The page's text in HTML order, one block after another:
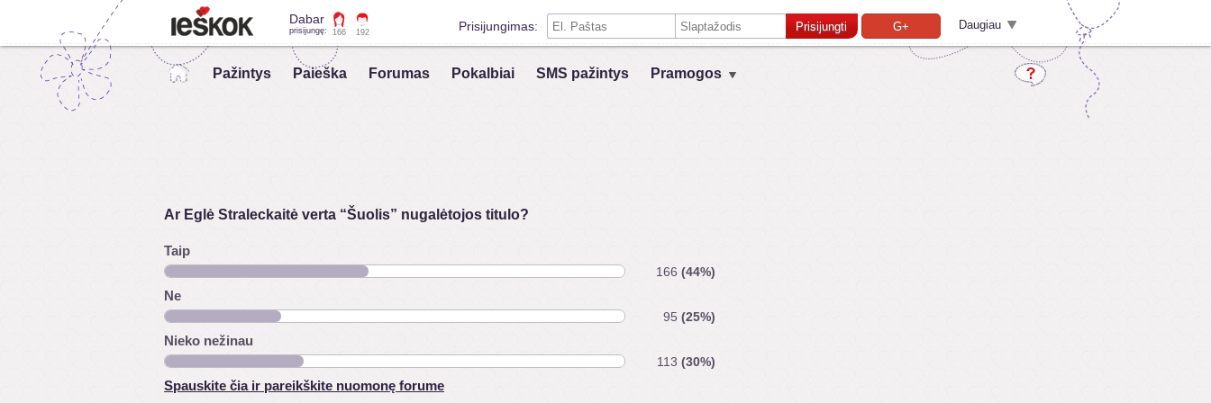
Dabar
prisijungę: 166 192 Prisijungimas: Prisijungti G+
Prisiminti mane šiame kompiuteryje
Daugiau
Pažintys Paieška Forumas Pokalbiai SMS pažintys Pramogos
Ar Eglė Straleckaitė verta “Šuolis” nugalėtojos titulo?
Taip
166 (44%)
Ne
95 (25%)
Nieko nežinau
113 (30%)
Spauskite čia ir pareikškite nuomonę forume